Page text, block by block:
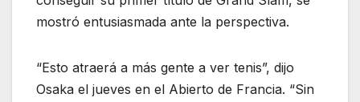
mostró entusiasmada ante la perspectiva.
“Esto atraerá a más gente a ver tenis”, dijo
Osaka el jueves en el Abierto de Francia. “Sin